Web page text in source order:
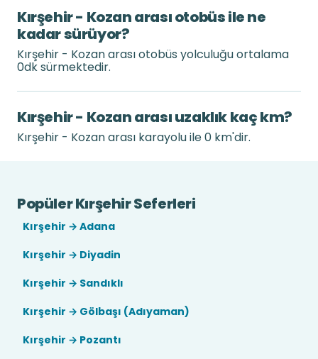
Kırşehir - Kozan arası otobüs ile ne
kadar sürüyor?
Kırşehir - Kozan arası otobüs yolculuğu ortalama
0dk sürmektedir.
Kırşehir - Kozan arası uzaklık kaç km?
Kırşehir - Kozan arası karayolu ile 0 km'dir.
Popüler Kırşehir Seferleri
Kırşehir → Adana
Kırşehir → Diyadin
Kırşehir → Sandıklı
Kırşehir → Gölbaşı (Adıyaman)
Kırşehir → Pozantı